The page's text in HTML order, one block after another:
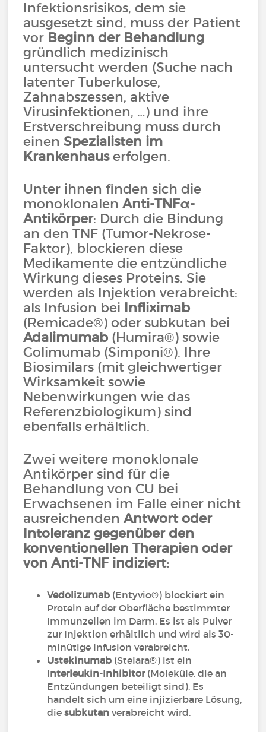
Infektionsrisikos, dem sie
ausgesetzt sind, muss der Patient
vor Beginn der Behandlung
gründlich medizinisch
untersucht werden (Suche nach
latenter Tuberkulose,
Zahnabszessen, aktive
Virusinfektionen, …) und ihre
Erstverschreibung muss durch
einenSpezialisten im
Krankenhauserfolgen.
Unter ihnen finden sich die
monoklonalenAnti-TNFα-
Antikörper: Durch die Bindung
an den TNF (Tumor-Nekrose-
Faktor), blockieren diese
Medikamente die entzündliche
Wirkung dieses Proteins. Sie
werden als Injektion verabreicht:
als Infusion bei Infliximab
(Remicade®) oder subkutan bei
Adalimumab (Humira®) sowie
Golimumab (Simponi®). Ihre
Biosimilars (mit gleichwertiger
Wirksamkeit sowie
Nebenwirkungen wie das
Referenzbiologikum) sind
ebenfalls erhältlich.
Zwei weitere monoklonale
Antikörper sind für die
Behandlung von CU bei
Erwachsenen im Falle einer nicht
ausreichendenAntwort oder
Intoleranz gegenüber den
konventionellen Therapien oder
von Anti-TNF indiziert:
Vedolizumab (Entyvio®) blockiert ein
Protein auf der Oberfläche bestimmter
Immunzellen im Darm. Es ist als Pulver
zur Injektion erhältlich und wird als 30-
minütige Infusion verabreicht.
Ustekinumab (Stelara®) ist ein
Interleukin-Inhibitor(Moleküle, die an
Entzündungen beteiligt sind). Es
handelt sich um eine injizierbare Lösung,
diesubkutan verabreicht wird.